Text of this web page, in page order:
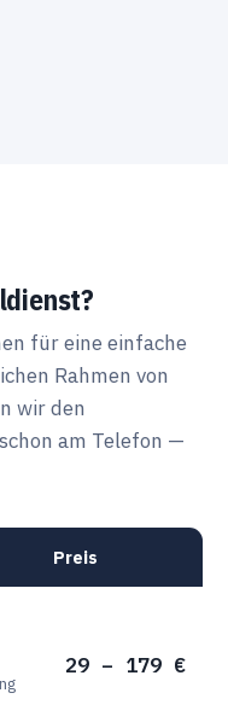
für eine einfache
Rahmen von
wir den
am Telefon —
Preis
29 – 179 €